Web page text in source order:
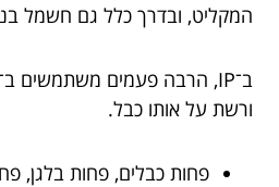
המקליט, ובדרך כלל גם חשמל
ורשת על אותו כבל.
פחות כבלים, פחות בלגן,